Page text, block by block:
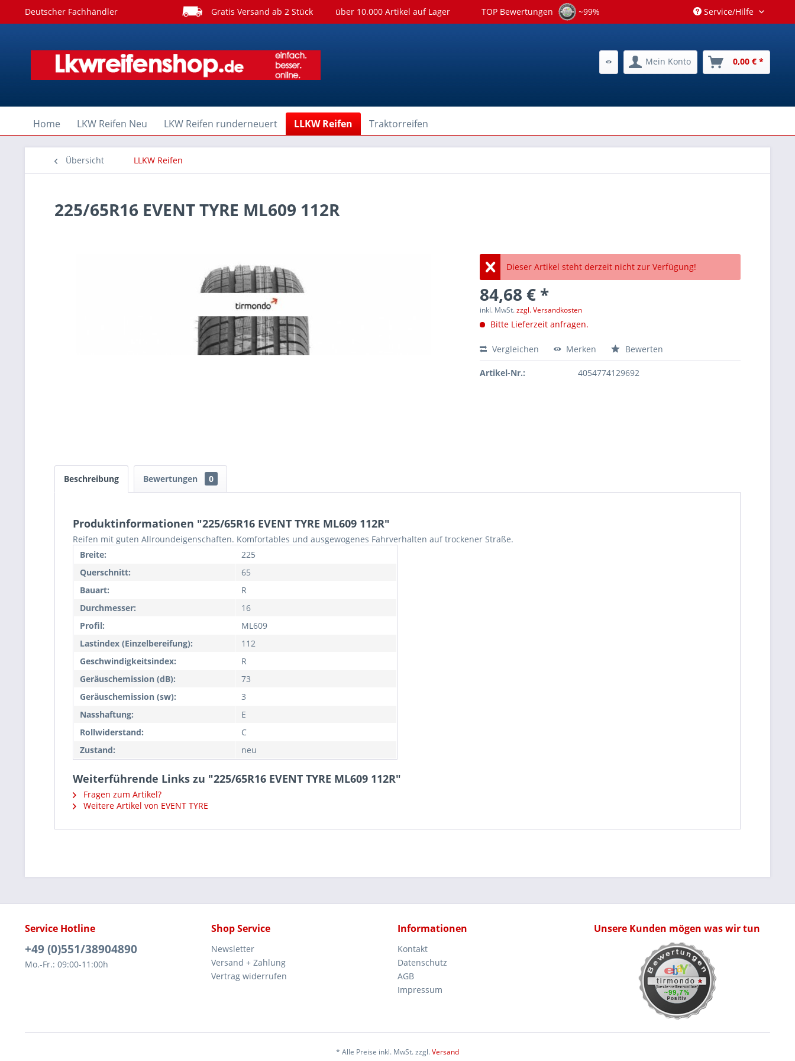
Deutscher Fachhändler Gratis Versand ab 2 Stück über 10.000 Artikel auf Lager TOP Bewertungen ~99% Service/Hilfe
Mein Konto 0,00 € *
Home LKW Reifen Neu LKW Reifen runderneuert LLKW Reifen Traktorreifen
Übersicht LLKW Reifen
225/65R16 EVENT TYRE ML609 112R
Dieser Artikel steht derzeit nicht zur Verfügung!
84,68 € *
inkl. MwSt.zzgl. Versandkosten
Bitte Lieferzeit anfragen.
Vergleichen Merken Bewerten
Artikel-Nr.: 4054774129692
Beschreibung Bewertungen 0
Produktinformationen "225/65R16 EVENT TYRE ML609 112R"
Reifen mit guten Allroundeigenschaften. Komfortables und ausgewogenes Fahrverhalten auf trockener Straße.
Breite:
225
Querschnitt:
65
Bauart:
R
Durchmesser:
16
Profil:
ML609
Lastindex (Einzelbereifung):
112
Geschwindigkeitsindex:
R
Geräuschemission (dB):
73
Geräuschemission (sw):
3
Nasshaftung:
E
Rollwiderstand:
C
Zustand:
neu
Weiterführende Links zu "225/65R16 EVENT TYRE ML609 112R"
Fragen zum Artikel?
Weitere Artikel von EVENT TYRE
Service Hotline
+49 (0)551/38904890
Mo.-Fr.: 09:00-11:00h
Shop Service
Newsletter
Versand + Zahlung
Vertrag widerrufen
Informationen
Kontakt
Datenschutz
AGB
Impressum
Unsere Kunden mögen was wir tun
* Alle Preise inkl. MwSt. zzgl.Versand